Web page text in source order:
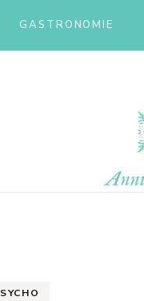
GASTRONOMIE